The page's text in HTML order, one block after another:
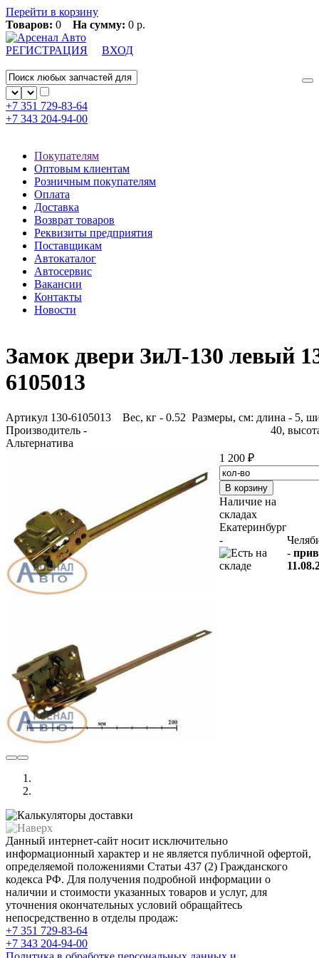
Перейти в корзину
Товаров: 0 На сумму: 0 р.
РЕГИСТРАЦИЯ ВХОД
+7 351 729-83-64
+7 343 204-94-00
Покупателям
Оптовым клиентам
Розничным покупателям
Оплата
Доставка
Возврат товаров
Реквизиты предприятия
Поставщикам
Автокаталог
Автосервис
Вакансии
Контакты
Новости
Замок двери ЗиЛ-130 левый
6105013
Артикул 130-6105013
Производитель -
Альтернатива
Вес, кг - 0.52 Размеры, см: длина - 5,
40,
1 200 ₽
Наличие на
складах
Екатеринбург
-
-
Данный интернет-сайт носит исключительно
информационный характер и не является публичной офертой,
определяемой положениями Статьи 437 (2) Гражданского
кодекса РФ. Для получения подробной информации о
наличии и стоимости указанных товаров и услуг, для
уточнения окончательных условий обращайтесь
непосредственно в отделы продаж:
+7 351 729-83-64
+7 343 204-94-00